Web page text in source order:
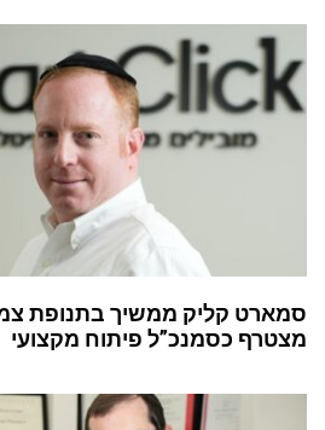
סמארט קליק ממשיך בתנופת
מצטרף כסמנכ”ל פיתוח מקצועי